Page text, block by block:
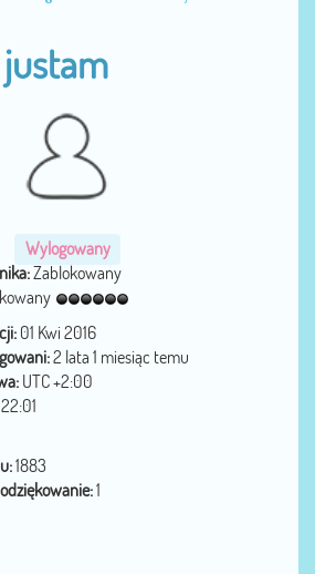
Wylogowany
Zablokowany
01 Kwi 2016
2 lata 1 miesiąc temu
UTC +2:00
22:01
1883
1